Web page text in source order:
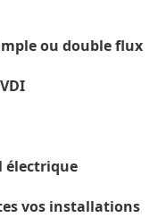
ou double flux
électrique
vos installations